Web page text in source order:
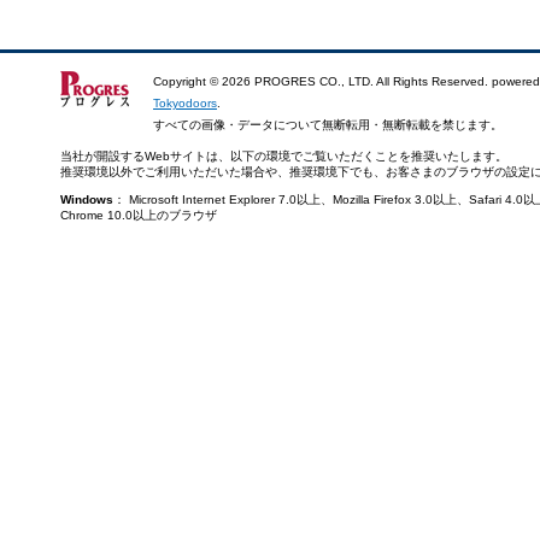
Copyright ©2026 PROGRES CO., LTD. All Rights Reserved.
Tokyodoors
すべての画像・データについて無断転用・無断転載を禁じます。
当社が開設するWebサイトは、以下の環境でご覧いただくことを推奨いたします。
推奨環境以外でご利用いただいた場合や、推奨環境下でも、お客さまのブラウザの設
Windows ： Microsoft Internet Explorer 7.0以上、Mozilla Firefox 3.0以上、Safari
Chrome 10.0以上のブラウザ